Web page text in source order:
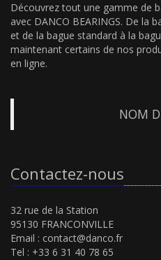
Découvrez tout une gamme de
avec DANCO BEARINGS. De la
et de la bague standard à la
maintenant certains de nos
en ligne.
NOM
Contactez-nous
32 rue de la Station
95130 FRANCONVILLE
Email : contact@danco.fr
Tel : +33 6 31 40 78 65